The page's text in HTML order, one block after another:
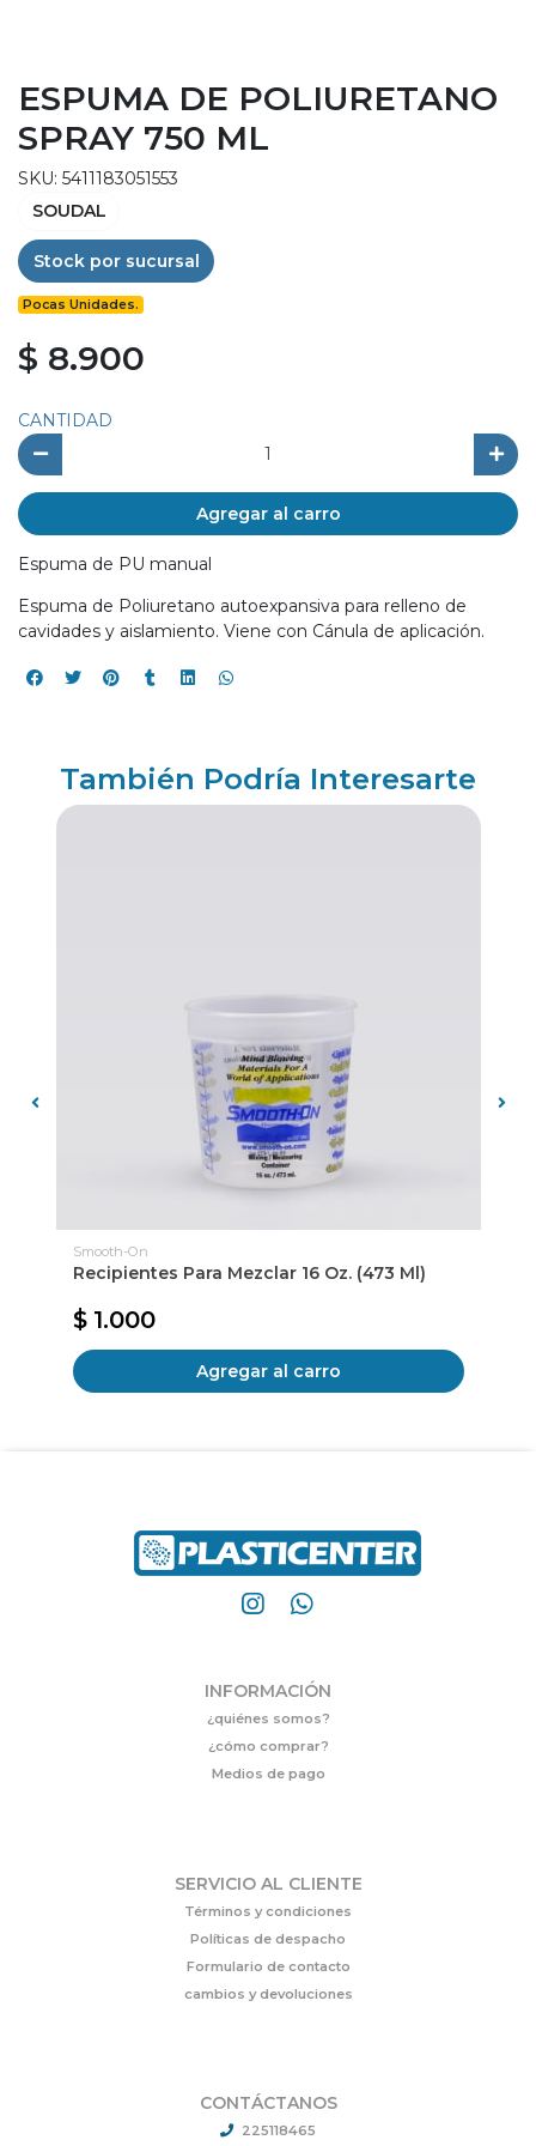
ESPUMA DE POLIURETANO
SPRAY 750 ML
SKU: 5411183051553
SOUDAL
Stock por sucursal
Pocas Unidades.
$ 8.900
CANTIDAD
Agregar al carro
Espuma de PU manual
Espuma de Poliuretano autoexpansiva para relleno de
cavidades y aislamiento. Viene con Cánula de aplicación.
También Podría Interesarte
Smooth-On
Recipientes Para Mezclar 16 Oz. (473 Ml)
$ 1.000
Agregar al carro
INFORMACIÓN
¿quiénes somos?
¿cómo comprar?
Medios de pago
SERVICIO AL CLIENTE
Términos y condiciones
Políticas de despacho
Formulario de contacto
cambios y devoluciones
CONTÁCTANOS
225118465